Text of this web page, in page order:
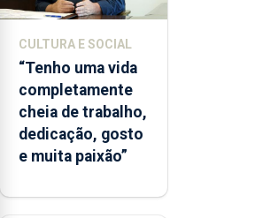
da
época
balnear
CULTURA E SOCIAL
“Tenho uma vida
completamente
cheia de trabalho,
dedicação, gosto
e muita paixão”